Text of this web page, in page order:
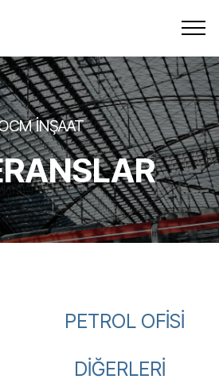
İNŞAAT
PETROL OFİSİ
DİĞERLERİ